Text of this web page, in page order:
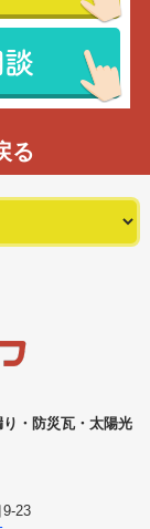
談
る
・防災瓦・太陽光
23